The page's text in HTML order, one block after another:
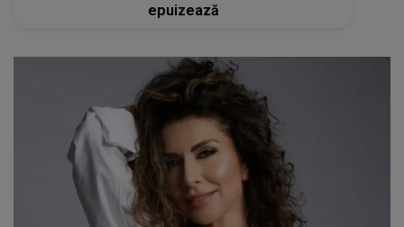
epuizează